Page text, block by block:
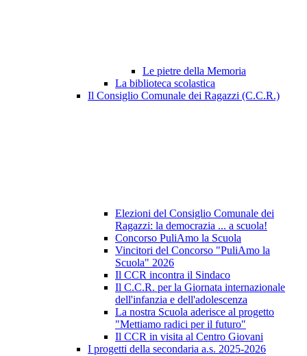
Le pietre della Memoria
La biblioteca scolastica
Il Consiglio Comunale dei Ragazzi (C.C.R.)
Elezioni del Consiglio Comunale dei
Ragazzi: la democrazia ... a scuola!
Concorso PuliAmo la Scuola
Vincitori del Concorso "PuliAmo la
Scuola" 2026
Il CCR incontra il Sindaco
Il C.C.R. per la Giornata internazionale
dell'infanzia e dell'adolescenza
La nostra Scuola aderisce al progetto
"Mettiamo radici per il futuro"
Il CCR in visita al Centro Giovani
I progetti della secondaria a.s. 2025-2026